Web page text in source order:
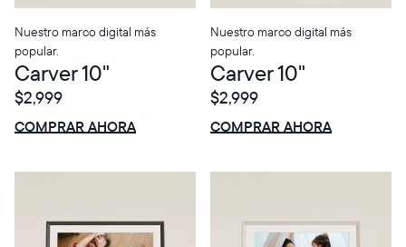
Nuestro marco digital más
popular.
Carver 10"
$2,999
COMPRAR AHORA
Nuestro marco digital más
popular.
Carver 10"
$2,999
COMPRAR AHORA